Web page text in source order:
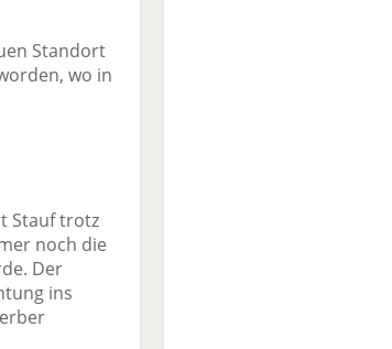
Standort
wo in
Stauf trotz
noch die
Der
ins